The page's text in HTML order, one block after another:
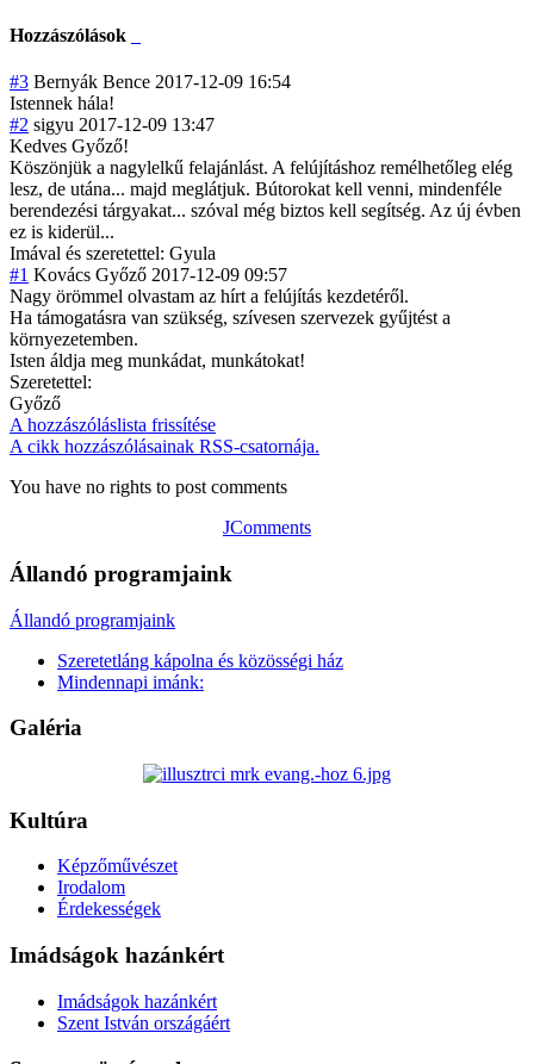
Hozzászólások
#3 Bernyák Bence 2017-12-09 16:54
Istennek hála!
#2 sigyu 2017-12-09 13:47
Kedves Győző!
Köszönjük a nagylelkű felajánlást. A felújításhoz remélhetőleg elég
lesz, de utána... majd meglátjuk. Bútorokat kell venni, mindenféle
berendezési tárgyakat... szóval még biztos kell segítség. Az új évben
ez is kiderül...
Imával és szeretettel: Gyula
#1 Kovács Győző 2017-12-09 09:57
Nagy örömmel olvastam az hírt a felújítás kezdetéről.
Ha támogatásra van szükség, szívesen szervezek gyűjtést a
környezetemben.
Isten áldja meg munkádat, munkátokat!
Szeretettel:
Győző
A hozzászóláslista frissítése
A cikk hozzászólásainak RSS-csatornája.
You have no rights to post comments
JComments
Állandó programjaink
Állandó programjaink
Szeretetláng kápolna és közösségi ház
Mindennapi imánk:
Galéria
Kultúra
Képzőművészet
Irodalom
Érdekességek
Imádságok hazánkért
Imádságok hazánkért
Szent István országáért